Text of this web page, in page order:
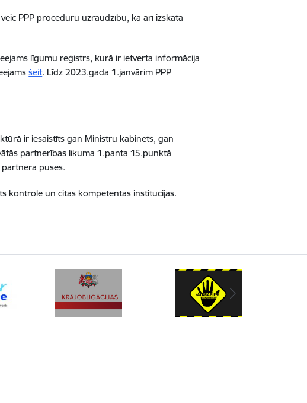
PPP procedūru uzraudzību, kā arī izskata
līgumu reģistrs, kurā ir ietverta informācija
šeit. Līdz 2023.gada 1.janvārim PPP
ir iesaistīts gan Ministru kabinets, gan
partnerības likuma 1.panta 15.punktā
puses.
kontrole un citas kompetentās institūcijas.